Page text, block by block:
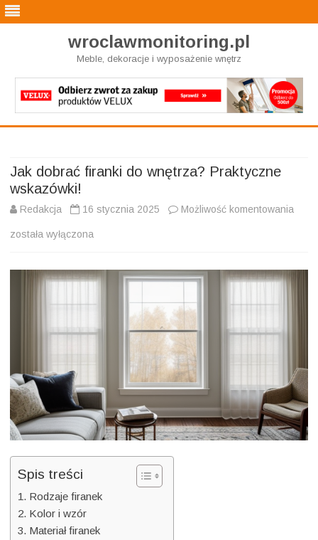
wroclawmonitoring.pl
Meble, dekoracje i wyposażenie wnętrz
Jak dobrać firanki do wnętrza? Praktyczne
wskazówki!
Redakcja 16 stycznia 2025 Możliwość komentowania
została wyłączona
Spis treści
Rodzaje firanek
Kolor i wzór
Materiał firanek